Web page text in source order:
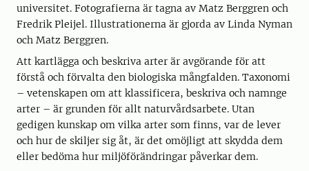
universitet. Fotografierna är tagna av Matz Berggren och
Fredrik Pleijel. Illustrationerna är gjorda av Linda Nyman
och Matz Berggren.
Att kartlägga och beskriva arter är avgörande för att
förstå och förvalta den biologiska mångfalden. Taxonomi
– vetenskapen om att klassificera, beskriva och namnge
arter – är grunden för allt naturvårdsarbete. Utan
gedigen kunskap om vilka arter som finns, var de lever
och hur de skiljer sig åt, är det omöjligt att skydda dem
eller bedöma hur miljöförändringar påverkar dem.